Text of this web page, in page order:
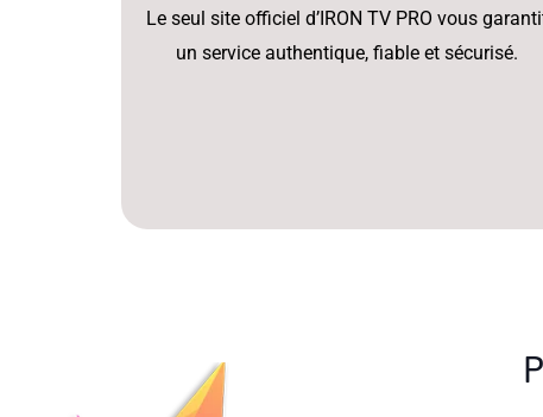
Le seul site officiel d’IRON TV PRO vous
un service authentique, fiable et sécurisé.